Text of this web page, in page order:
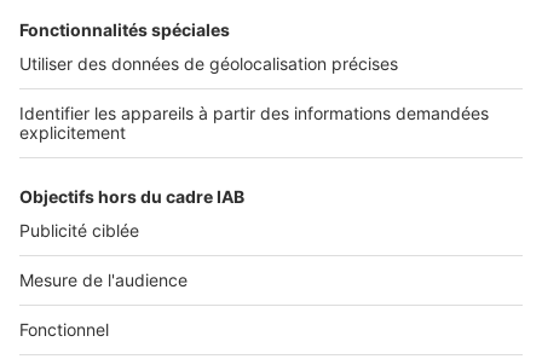
Tous nos services pro
Accès client
À DÉCOUVRIR
Annuaire des professionnels
Tout l'immobilier
Toutes les villes
Tous les départements
Toutes les régions